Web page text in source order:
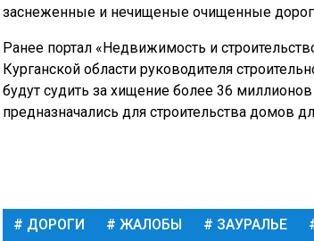
заснеженные и нечищеные очищенные
Ранее портал «Недвижимость и
Курганской области руководителя
будут судить за хищение более 36
предназначались для строительства домов
ДОРОГИ ЖАЛОБЫ ЗАУРАЛЬЕ